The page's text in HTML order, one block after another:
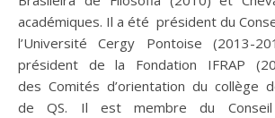
académiques. Il a été président du
l’Université Cergy Pontoise (2013-
président de la Fondation IFRAP
des Comités d’orientation du collège
de QS. Il est membre du Conseil